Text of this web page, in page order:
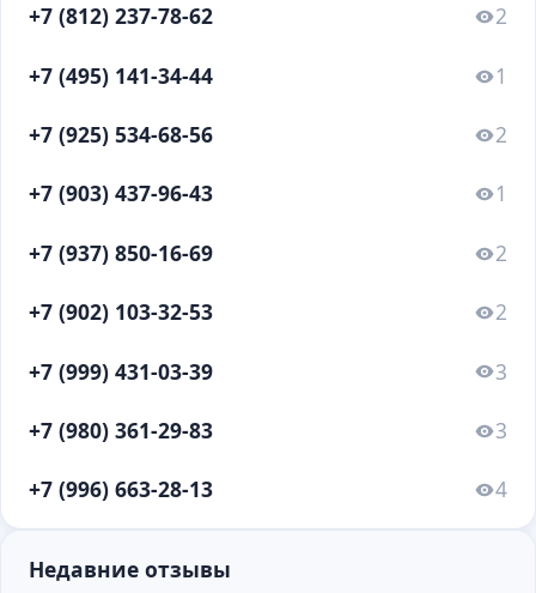
+7 (812) 237-78-62 2
+7 (495) 141-34-44 1
+7 (925) 534-68-56 2
+7 (903) 437-96-43 1
+7 (937) 850-16-69 2
+7 (902) 103-32-53 2
+7 (999) 431-03-39 3
+7 (980) 361-29-83 3
+7 (996) 663-28-13 4
Недавние отзывы